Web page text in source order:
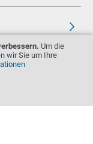
Um die
wir Sie um Ihre
ZERTIFIKATE